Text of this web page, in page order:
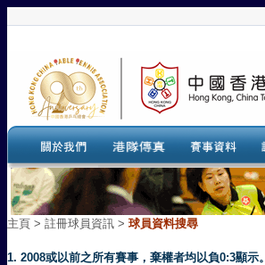
主頁 > 註冊球員資訊 > 球員資料搜尋
1. 2008或以前之所有賽事，棄權者均以負0:3顯示。